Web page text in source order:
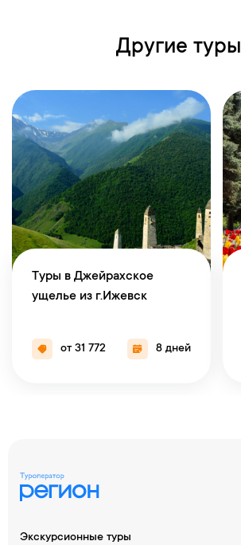
Другие туры
Туры в Джейрахское
ущелье из г.Ижевск
от 31 772 8 дней
Экскурсионные туры